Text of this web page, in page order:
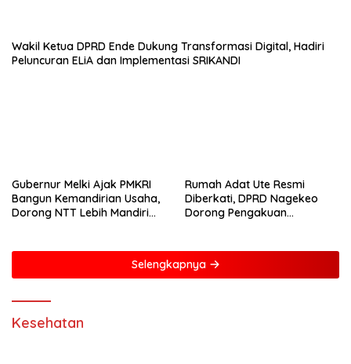
Wakil Ketua DPRD Ende Dukung Transformasi Digital, Hadiri
Peluncuran ELiA dan Implementasi SRIKANDI
Gubernur Melki Ajak PMKRI
Bangun Kemandirian Usaha,
Dorong NTT Lebih Mandiri
Rumah Adat Ute Resmi
Diberkati, DPRD Nagekeo
Dorong Pengakuan
Selengkapnya
Kesehatan